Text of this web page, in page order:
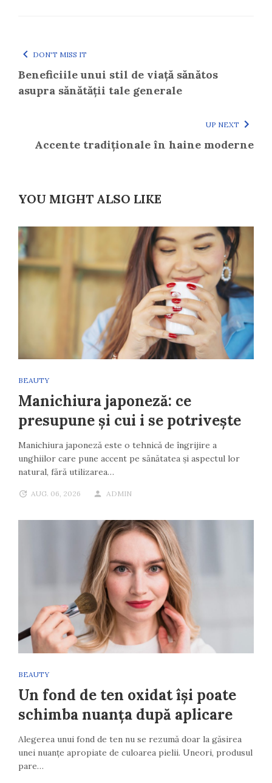
DON'T MISS IT
Beneficiile unui stil de viață sănătos
asupra sănătății tale generale
UP NEXT
Accente tradiționale în haine moderne
YOU MIGHT ALSO LIKE
BEAUTY
Manichiura japoneză: ce
presupune și cui i se potrivește
Manichiura japoneză este o tehnică de îngrijire a
unghiilor care pune accent pe sănătatea și aspectul lor
natural, fără utilizarea…
AUG. 06, 2026 ADMIN
BEAUTY
Un fond de ten oxidat își poate
schimba nuanța după aplicare
Alegerea unui fond de ten nu se rezumă doar la găsirea
unei nuanțe apropiate de culoarea pielii. Uneori, produsul
pare…